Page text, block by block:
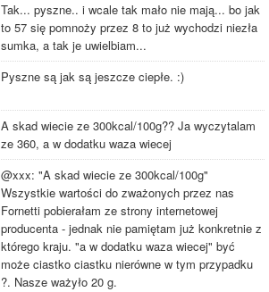
Tak... pyszne.. i wcale tak mało nie mają... bo jak
to 57 się pomnoży przez 8 to już wychodzi niezła
sumka, a tak je uwielbiam...
Pyszne są jak są jeszcze ciepłe. :)
A skad wiecie ze 300kcal/100g?? Ja wyczytalam
ze 360, a w dodatku waza wiecej
@xxx: "A skad wiecie ze 300kcal/100g"
Wszystkie wartości do zważonych przez nas
Fornetti pobierałam ze strony internetowej
producenta - jednak nie pamiętam już konkretnie z
którego kraju. "a w dodatku waza wiecej" być
może ciastko ciastku nierówne w tym przypadku
?. Nasze ważyło 20 g.